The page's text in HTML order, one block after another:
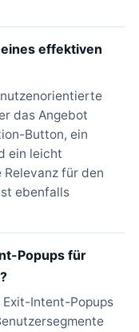
effektiven
das Angebot
Button, ein
ein leicht
für den
ebenfalls
Popups für
Exit-Intent-Popups